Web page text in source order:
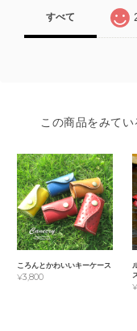
すべて
この商品をみて
ころんとかわいいキーケース
¥3,800